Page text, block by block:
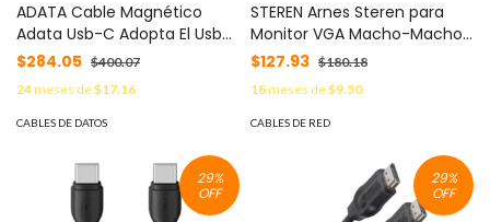
ADATA Cable Magnético
Adata Usb-C Adopta El Usb
3.2 Gen2 Estandar Velocidad
De Transferencia De Datos
De 10 Gbps Color Negro MOD:
CACCU3-100W-100AN-BK
$284.05 $400.07
24meses de$17.16
CABLES DE DATOS
STEREN Arnes Steren para
Monitor VGA Macho-Macho
DB15 1.8M MOD: 506-070
$127.93 $180.18
18meses de$9.50
CABLES DE RED
29%
OFF
29%
OFF